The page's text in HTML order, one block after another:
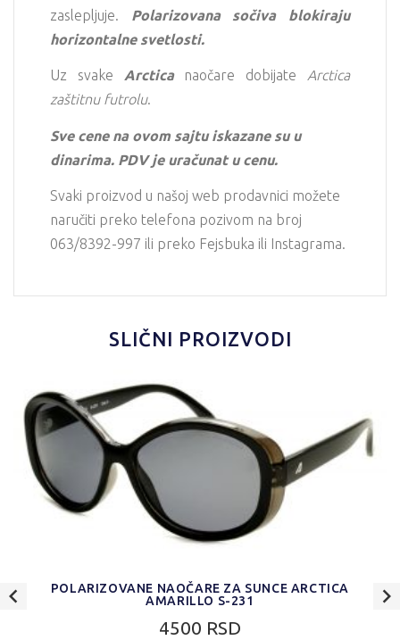
zaslepljuje. Polarizovana sočiva blokiraju
horizontalne svetlosti.
Uz svake Arcticanaočare dobijate Arctica
zaštitnu futrolu.
Sve cene na ovom sajtu iskazane su u
dinarima. PDV je uračunat u cenu.
Svaki proizvod u našoj web prodavnici možete
naručiti preko telefona pozivom na broj
063/8392-997 ili preko Fejsbuka ili Instagrama.
SLIČNI PROIZVODI
POLARIZOVANE NAOČARE ZA SUNCE ARCTICA
AMARILLO S-231
4500 RSD